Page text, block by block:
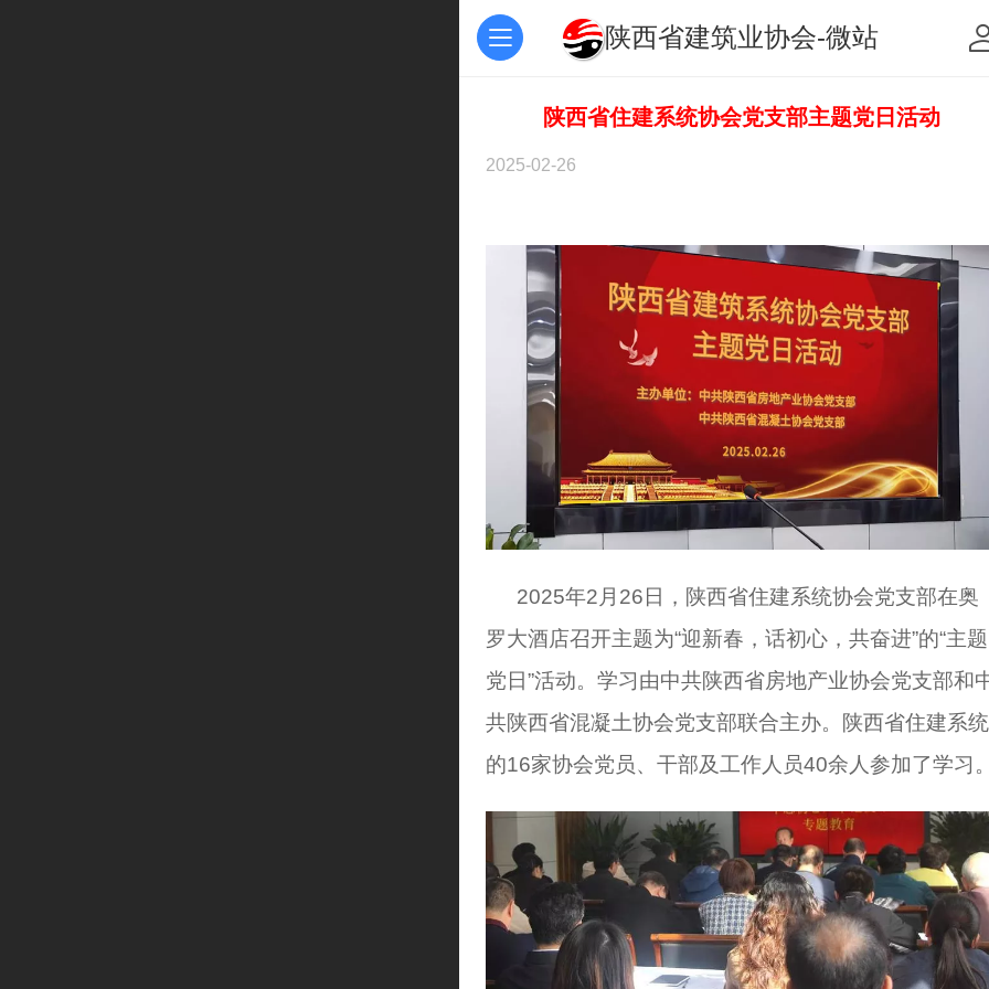
陕西省建筑业协会-微站
陕西省住建系统协会党支部主题党日活动
2025-02-26
2025年2月26日，陕西省住建系统协会党支部在奥
罗大酒店召开主题为“迎新春，话初心，共奋进”的“主题
党日”活动。学习由中共陕西省房地产业协会党支部和
共陕西省混凝土协会党支部联合主办。陕西省住建系统
的16家协会党员、干部及工作人员40余人参加了学习